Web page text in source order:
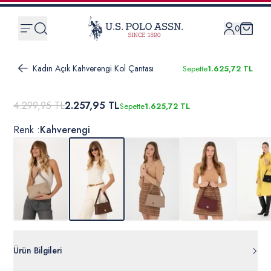
0
Kadın Açık Kahverengi Kol Çantası Sepette1.625,72 TL
4.299,95 TL2.257,95 TLSepette1.625,72 TL
Renk :Kahverengi
Ürün Bilgileri